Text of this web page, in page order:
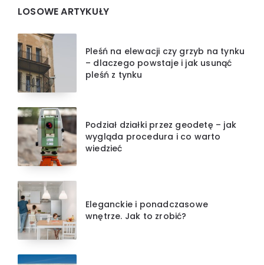
Widgets
LOSOWE ARTYKUŁY
Pleśń na elewacji czy grzyb na tynku
– dlaczego powstaje i jak usunąć
pleśń z tynku
Podział działki przez geodetę – jak
wygląda procedura i co warto
wiedzieć
Eleganckie i ponadczasowe
wnętrze. Jak to zrobić?